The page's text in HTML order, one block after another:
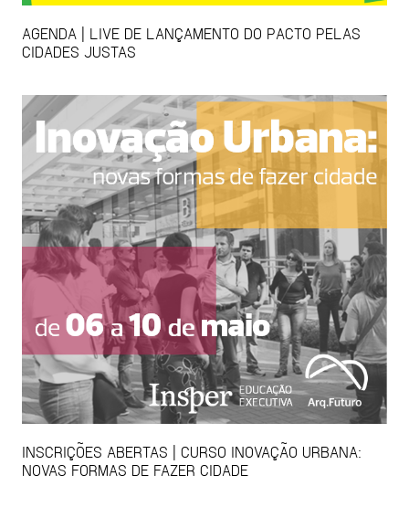
AGENDA | LIVE DE LANÇAMENTO DO PACTO PELAS
CIDADES JUSTAS
INSCRIÇÕES ABERTAS | CURSO INOVAÇÃO URBANA:
NOVAS FORMAS DE FAZER CIDADE